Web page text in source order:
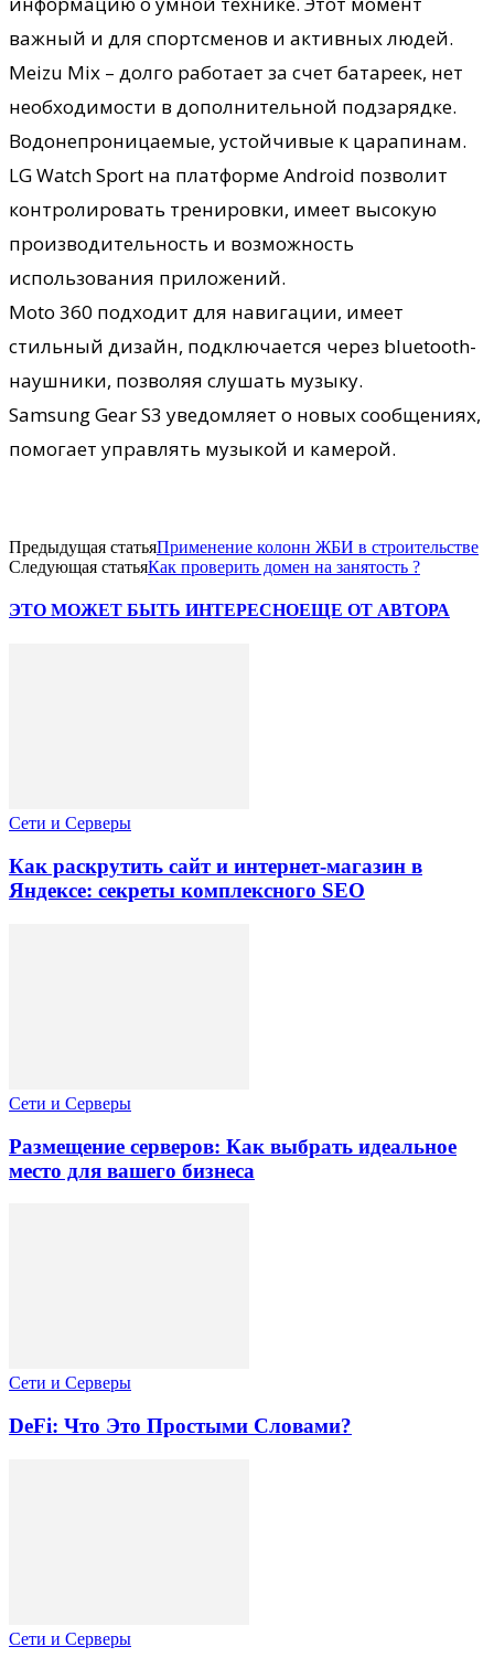
важный и для спортсменов и активных людей.
Meizu Mix – долго работает за счет батареек, нет
необходимости в дополнительной подзарядке.
Водонепроницаемые, устойчивые к царапинам.
LG Watch Sport на платформе Android позволит
контролировать тренировки, имеет высокую
производительность и возможность
использования приложений.
Moto 360 подходит для навигации, имеет
стильный дизайн, подключается через bluetooth-
наушники, позволяя слушать музыку.
Samsung Gear S3 уведомляет о новых сообщениях,
помогает управлять музыкой и камерой.
Предыдущая статьяПрименение колонн ЖБИ в строительстве
Следующая статьяКак проверить домен на занятость ?
ЭТО МОЖЕТ БЫТЬ ИНТЕРЕСНОЕЩЕ ОТ АВТОРА
Сети и Серверы
Как раскрутить сайт и интернет-магазин в
Яндексе: секреты комплексного SEO
Сети и Серверы
Размещение серверов: Как выбрать идеальное
место для вашего бизнеса
Сети и Серверы
DeFi: Что Это Простыми Словами?
Сети и Серверы